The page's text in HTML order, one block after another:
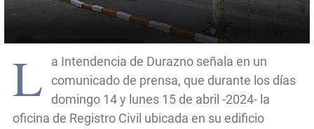
L
a Intendencia de Durazno señala en un
comunicado de prensa, que durante los días
domingo 14 y lunes 15 de abril -2024- la
oficina de Registro Civil ubicada en su edificio